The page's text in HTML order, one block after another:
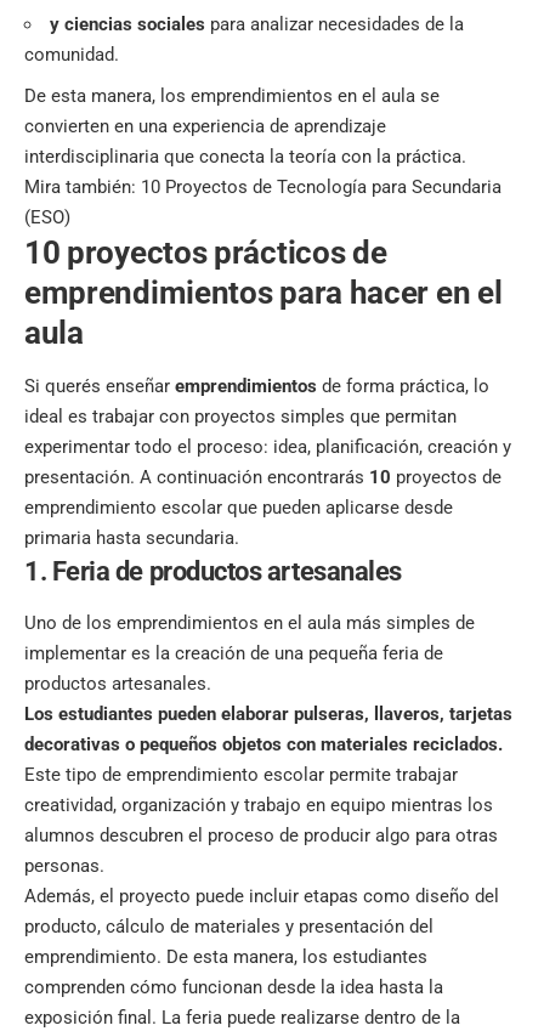
y ciencias sociales para analizar necesidades de la
comunidad.
De esta manera, los emprendimientos en el aula se
convierten en una experiencia de aprendizaje
interdisciplinaria que conecta la teoría con la práctica.
Mira también: 10 Proyectos de Tecnología para Secundaria
(ESO)
10 proyectos prácticos de
emprendimientos para hacer en el
aula
Si querés enseñar emprendimientos de forma práctica, lo
ideal es trabajar con proyectos simples que permitan
experimentar todo el proceso: idea, planificación, creación y
presentación. A continuación encontrarás 10 proyectos de
emprendimiento escolar que pueden aplicarse desde
primaria hasta secundaria.
1. Feria de productos artesanales
Uno de los emprendimientos en el aula más simples de
implementar es la creación de una pequeña feria de
productos artesanales.
Los estudiantes pueden elaborar pulseras, llaveros, tarjetas
decorativas o pequeños objetos con materiales reciclados.
Este tipo de emprendimiento escolar permite trabajar
creatividad, organización y trabajo en equipo mientras los
alumnos descubren el proceso de producir algo para otras
personas.
Además, el proyecto puede incluir etapas como diseño del
producto, cálculo de materiales y presentación del
emprendimiento. De esta manera, los estudiantes
comprenden cómo funcionan desde la idea hasta la
exposición final. La feria puede realizarse dentro de la